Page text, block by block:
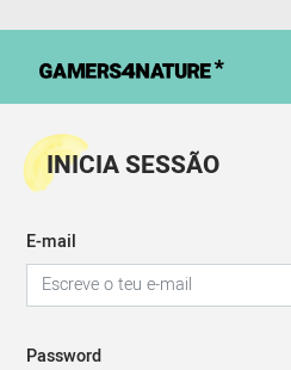
INICIA SESSÃO
E-mail
Password